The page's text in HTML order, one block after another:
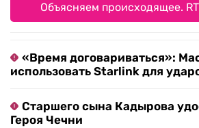
Объясняем происходящее.
«Время договариваться»:
использовать Starlink для
Старшего сына Кадырова
Героя Чечни